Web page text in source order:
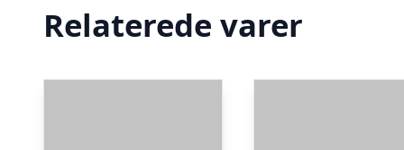
Relaterede varer